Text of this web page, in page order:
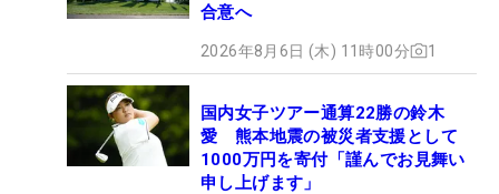
合意へ
2026年8月6日 (木) 11時00分 1
国内女子ツアー通算22勝の鈴木
愛 熊本地震の被災者支援として
1000万円を寄付「謹んでお見舞い
申し上げます」